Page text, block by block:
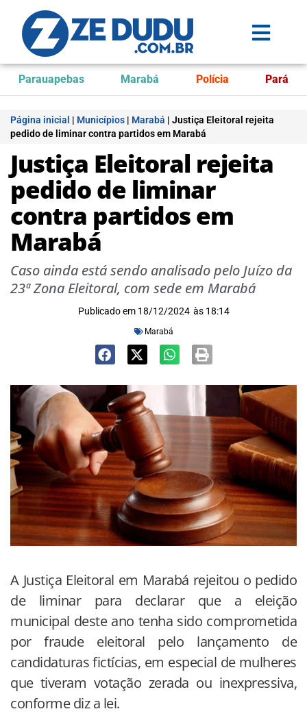
Parauapebas Marabá Polícia Pará
Página inicial | Municípios | Marabá | Justiça Eleitoral rejeita
pedido de liminar contra partidos em Marabá
Justiça Eleitoral rejeita
pedido de liminar
contra partidos em
Marabá
Caso ainda está sendo analisado pelo Juízo da
23ª Zona Eleitoral, com sede em Marabá
Publicado em 18/12/2024 às 18:14
Marabá
A Justiça Eleitoral em Marabá rejeitou o pedido
de liminar para declarar que a eleição
municipal deste ano tenha sido comprometida
por fraude eleitoral pelo lançamento de
candidaturas fictícias, em especial de mulheres
que tiveram votação zerada ou inexpressiva,
conforme diz a lei.